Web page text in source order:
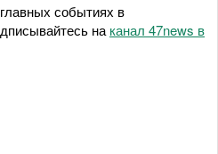
событиях в
на канал 47news в